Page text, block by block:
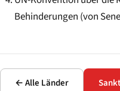
Behinderungen (von
← Alle Länder